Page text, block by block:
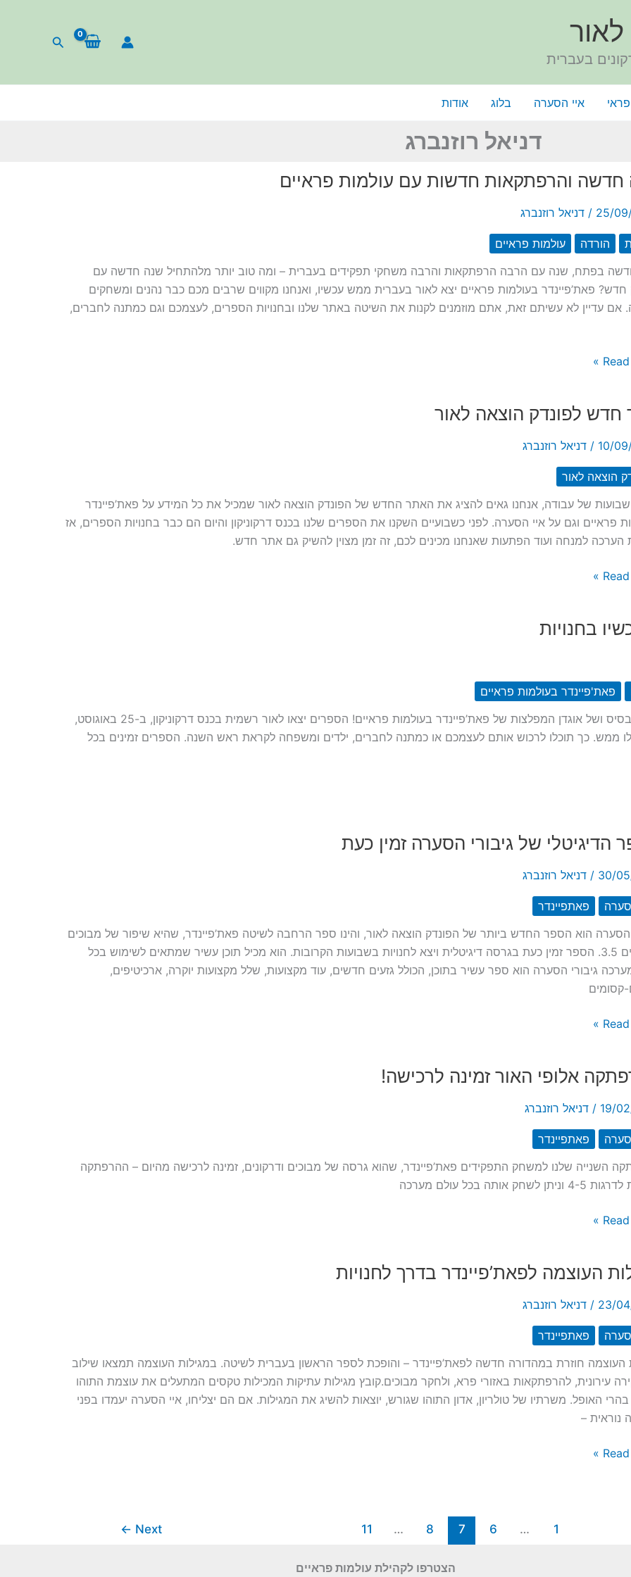
בעברית
חיפוש
איי הסערה בלוג אודות
דניאל רוזנברג
חדשה והרפתקאות חדשות עם עולמות פראיים
25/
/ דניאל רוזנברג
הורדה
עולמות פראיים
בפתח, שנה עם הרבה הרפתקאות והרבה משחקי תפקידים בעברית – ומה טוב יותר מלהתחיל שנה חדשה עם
פאת’פיינדר בעולמות פראיים יצא לאור בעברית ממש עכשיו, ואנחנו מקווים שרבים מכם כבר נהנים ומשחקים
אם עדיין לא עשיתם זאת, אתם מוזמנים לקנות את השיטה באתר שלנו ובחנויות הספרים, לעצמכם וגם כמתנה לחברים,
Read
חדש לפונדק הוצאה לאור
10/
/ דניאל רוזנברג
הוצאה לאור
של עבודה, אנחנו גאים להציג את האתר החדש של הפונדק הוצאה לאור שמכיל את כל המידע על פאת’פיינדר
פראיים וגם על איי הסערה. לפני כשבועיים השקנו את הספרים שלנו בכנס דרקוניקון והיום הם כבר בחנויות הספרים, אז
הערכה למנחה ועוד הפתעות שאנחנו מכינים לכם, זה זמן מצוין להשיק גם אתר חדש.
Read
בחנויות
פאת'פיינדר בעולמות פראיים
אנחנו שמחים להכריז על ההוצאה לאור של ספר הבסיס ושל אוגדן המפלצות של פאת’פיינדר בעולמות פראיים! הספרים יצאו לאור רשמית בכנס דרקוניקון, ב-25 באוגוסט,
ממש. כך תוכלו לרכוש אותם לעצמכם או כמתנה לחברים, ילדים ומשפחה לקראת ראש השנה. הספרים זמינים בכל
הדיגיטלי של גיבורי הסערה זמין כעת
30/
/ דניאל רוזנברג
פאתפיינדר
הסערה הוא הספר החדש ביותר של הפונדק הוצאה לאור, והינו ספר הרחבה לשיטה פאת’פיינדר, שהיא שיפור של מבוכים
ודרקונים 3.5. הספר זמין כעת בגרסה דיגיטלית ויצא לחנויות בשבועות הקרובות. הוא מכיל תוכן עשיר שמתאים לשימוש בכל
גיבורי הסערה הוא ספר עשיר בתוכן, הכולל גזעים חדשים, עוד מקצועות, שלל מקצועות יוקרה, ארכיטיפים,
קסומים
Read
אלופי האור זמינה לרכישה!
19/
/ דניאל רוזנברג
פאתפיינדר
השנייה שלנו למשחק התפקידים פאת’פיינדר, שהוא גרסה של מבוכים ודרקונים, זמינה לרכישה מהיום – ההרפתקה
לשחק אותה בכל עולם מערכה
Read
העוצמה לפאת’פיינדר בדרך לחנויות
23/
/ דניאל רוזנברג
פאתפיינדר
העוצמה חוזרת במהדורה חדשה לפאת’פיינדר – והופכת לספר הראשון בעברית לשיטה. במגילות העוצמה תמצאו שילוב
עירונית, להרפתקאות באזורי פרא, ולחקר מבוכים.קובץ מגילות עתיקות המכילות טקסים המתעלים את עוצמת התוהו
האופל. משרתיו של טולריון, אדון התוהו שגורש, יוצאות להשיג את המגילות. אם הם יצליחו, איי הסערה יעמדו בפני
נוראית –
Read
1
…
6
7
8
…
11
Next
←
הצטרפו לקהילת עולמות פראיים